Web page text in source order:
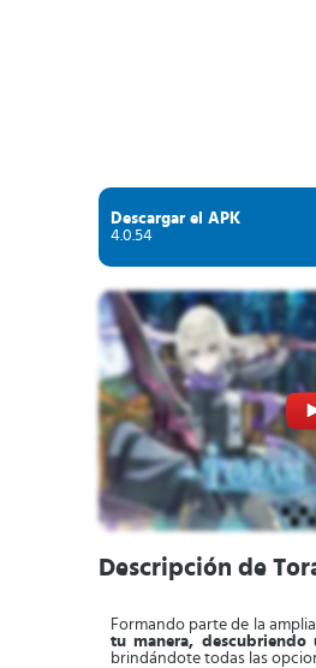
Descargar el APK
4.0.54
Descripción de
Formando parte de la
tu manera,
brindándote todas las